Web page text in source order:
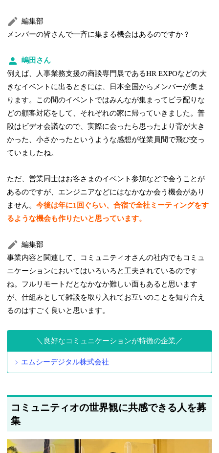
編集部
メンバーの皆さんで一斉に集まる機会はあるのですか？
嶋田さん
例えば、人事業務支援の商談専門展であるHR EXPOなどの大
きなイベントに出るときには、日本全国からメンバーが集ま
ります。この間のイベントではみんなが集まってビラ配りな
どの顧客対応をして、それぞれの家に帰っていきました。普
段はビデオ会議なので、実際に会ったら思ったより背が大き
かった、小さかったというような感想が従業員間で飛び交っ
ていましたね。
ただ、営業同士はお客さまのイベント参加などで会うことが
あるのですが、エンジニアなどにはなかなか会う機会があり
ません。今後は年に1回ぐらい、合宿で全社ミーティングをす
るような機会も作りたいと思っています。
編集部
事業内容と関連して、コミュニティオさんの社内でもコミュ
ニケーションにおいてはいろいろと工夫されているのです
ね。フルリモートだとなかなか難しい面もあると思います
が、仕組みとして雑談を取り入れてお互いのことを知り合え
るのはすごく良いと思います。
良好なコミュニケーションが特徴の企業
エムシーデジタル株式会社
コミュニティオの世界観に共感できる人を募
集